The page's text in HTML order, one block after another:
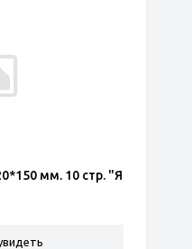
мм. 10 стр. "Я